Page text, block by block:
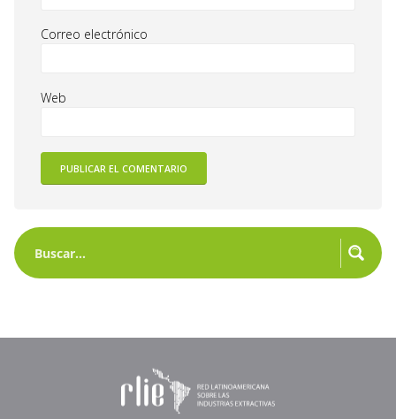
Correo electrónico
Web